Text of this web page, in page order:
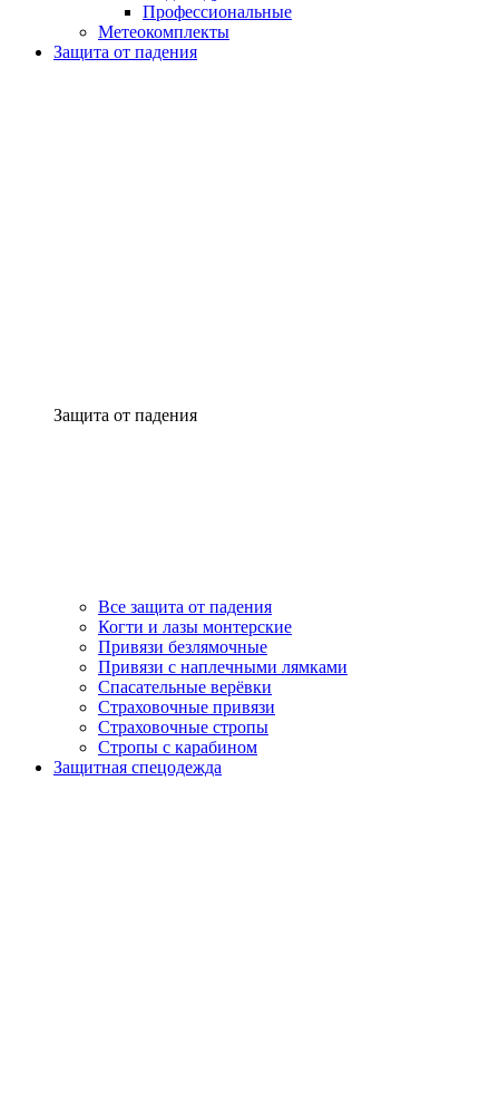
Профессиональные
Метеокомплекты
Защита от падения
Защита от падения
Все защита от падения
Когти и лазы монтерские
Привязи безлямочные
Привязи с наплечными лямками
Спасательные верёвки
Страховочные привязи
Страховочные стропы
Стропы с карабином
Защитная спецодежда